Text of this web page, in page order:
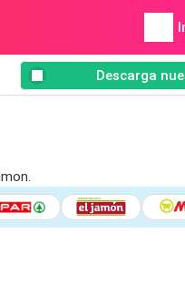
Descarga